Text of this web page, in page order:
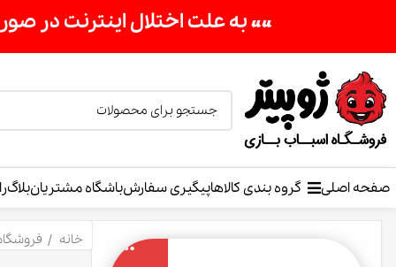
«« به علت اختلال اینترنت در صورت عدم
صفحه اصلی گروه بندی کالاهاپیگیری سفارشباشگاه مشتریانبلاگ
خانه